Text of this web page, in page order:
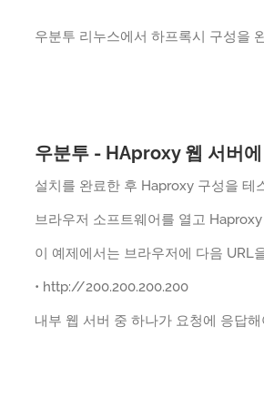
우분투 리누스에서 하프록시 구성을
우분투 - HAproxy 웹 서버
설치를 완료한 후 Haproxy 구성을 테
브라우저 소프트웨어를 열고
이 예제에서는 브라우저에 다음 URL
• http://200.200.200.200
내부 웹 서버 중 하나가 요청에 응답해